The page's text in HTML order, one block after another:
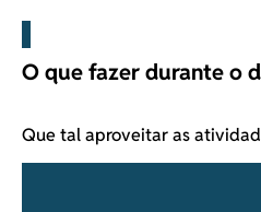
O que fazer durante o
Que tal aproveitar as